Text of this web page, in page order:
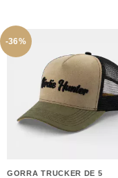
-36%
GORRA TRUCKER DE 5